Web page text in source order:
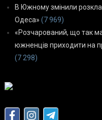
В Южному змінили
Одеса» (7 969)
«Розчарований, що так
южненців приходити на
(7 298)